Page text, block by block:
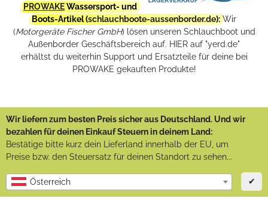
PROWAKEWassersport- und
Boots-Artikel (schlauchboote-aussenborder.de): Wir
(Motorgeräte Fischer GmbH) lösen unseren Schlauchboot und
Außenborder Geschäftsbereich auf. HIER auf "yerd.de"
erhältst du weiterhin Support und Ersatzteile für deine bei
PROWAKE gekauften Produkte!
Wir liefern zum besten Preis sicher aus Deutschland. Und wir
bezahlen für deinen Einkauf Steuern in deinem Land:
Bestätige bitte kurz dein Lieferland innerhalb der EU, um
Preise bzw. den Steuersatz für deinen Standort zu sehen...
Österreich ✔